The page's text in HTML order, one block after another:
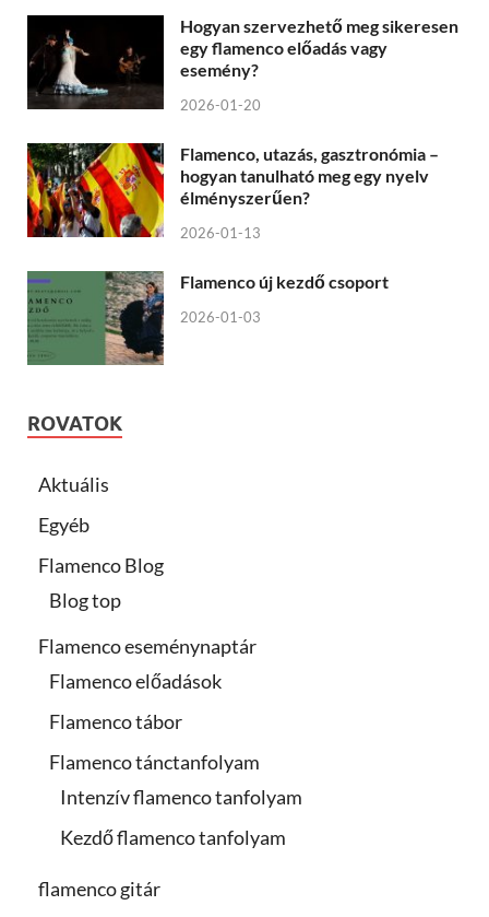
Hogyan szervezhető meg sikeresen
egy flamenco előadás vagy
esemény?
2026-01-20
Flamenco, utazás, gasztronómia –
hogyan tanulható meg egy nyelv
élményszerűen?
2026-01-13
Flamenco új kezdő csoport
2026-01-03
ROVATOK
Aktuális
Egyéb
Flamenco Blog
Blog top
Flamenco eseménynaptár
Flamenco előadások
Flamenco tábor
Flamenco tánctanfolyam
Intenzív flamenco tanfolyam
Kezdő flamenco tanfolyam
flamenco gitár